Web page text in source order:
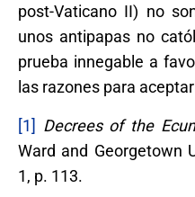
post-Vaticano II) no
unos antipapas no
prueba innegable a
las razones para
[1] Decrees of the
Ward and Georgetown
1, p. 113.